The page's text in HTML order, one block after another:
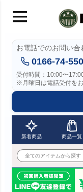
お電話でのお問い合
0166-74-
受付時間：10:00〜
※月曜日は電話受付をお
新着商品 商品一覧